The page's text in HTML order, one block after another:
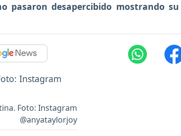
desapercibido mostrando
Foto: Instagram
@anyataylorjoy